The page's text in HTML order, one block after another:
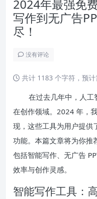
2024年最强免
写作到无广告
尽！
没有评论
共计 1183 个字符，预计
在过去几年中，人
在创作领域。2024 年，
现，这些工具为用户提供
功能。本篇文章将为你推
包括智能写作、无广告
效率与创作灵感。
智能写作工具：